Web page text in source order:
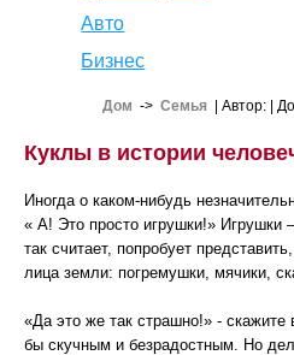
Авто
Бизнес
Дом -> Семья | Автор: |
Куклы в истории
Иногда о каком-нибудь
« А! Это просто игрушки!» Игрушки
так считает, попробует
лица земли: погремушки, мячики,
«Да это же так страшно!» -
бы скучным и безрадостным. Но